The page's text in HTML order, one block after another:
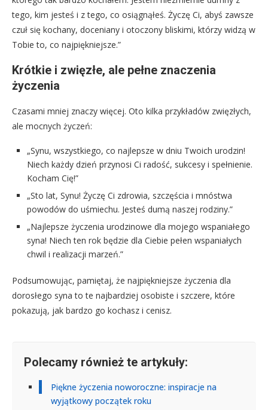
tego, kim jesteś i z tego, co osiągnąłeś. Życzę Ci, abyś zawsze
czuł się kochany, doceniany i otoczony bliskimi, którzy widzą w
Tobie to, co najpiękniejsze.”
Krótkie i zwięzłe, ale pełne znaczenia
życzenia
Czasami mniej znaczy więcej. Oto kilka przykładów zwięzłych,
ale mocnych życzeń:
„Synu, wszystkiego, co najlepsze w dniu Twoich urodzin!
Niech każdy dzień przynosi Ci radość, sukcesy i spełnienie.
Kocham Cię!”
„Sto lat, Synu! Życzę Ci zdrowia, szczęścia i mnóstwa
powodów do uśmiechu. Jesteś dumą naszej rodziny.”
„Najlepsze życzenia urodzinowe dla mojego wspaniałego
syna! Niech ten rok będzie dla Ciebie pełen wspaniałych
chwil i realizacji marzeń.”
Podsumowując, pamiętaj, że najpiękniejsze życzenia dla
dorosłego syna to te najbardziej osobiste i szczere, które
pokazują, jak bardzo go kochasz i cenisz.
Polecamy również te artykuły:
Piękne życzenia noworoczne: inspiracje na
wyjątkowy początek roku